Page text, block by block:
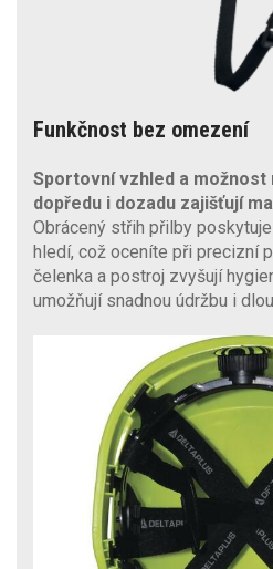
Funkčnost bez omezení
Sportovní vzhled a možnost
dopředu i dozadu zajišťují
Obrácený střih přilby
hledí, což oceníte při precizní
čelenka a postroj zvyšují
umožňují snadnou údržbu i